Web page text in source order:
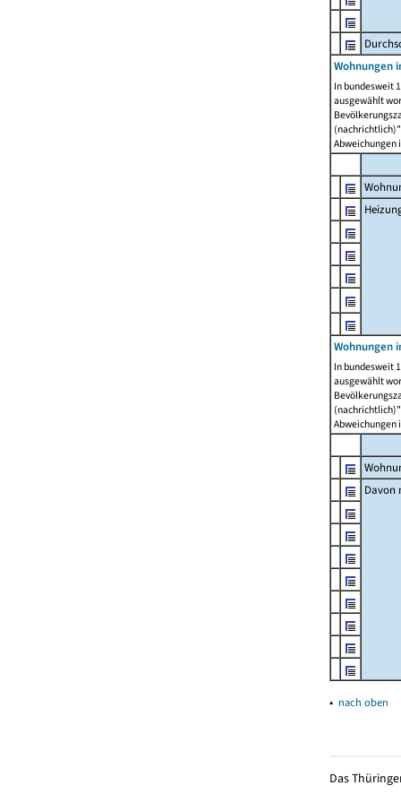
Wohnungen
In bundesweit
ausgewählt
Abweichungen
Wohnungen
In bundesweit
ausgewählt
Abweichungen
Davon
▴ nach oben
Das